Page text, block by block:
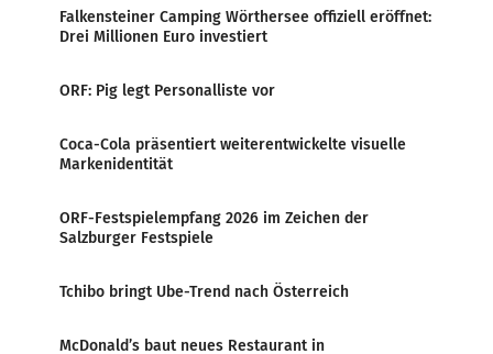
Falkensteiner Camping Wörthersee offiziell eröffnet:
Drei Millionen Euro investiert
ORF: Pig legt Personalliste vor
Coca-Cola präsentiert weiterentwickelte visuelle
Markenidentität
ORF-Festspielempfang 2026 im Zeichen der
Salzburger Festspiele
Tchibo bringt Ube-Trend nach Österreich
McDonald’s baut neues Restaurant in